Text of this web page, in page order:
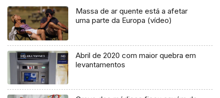
Massa de ar quente está a afetar
uma parte da Europa (vídeo)
Abril de 2020 com maior quebra em
levantamentos